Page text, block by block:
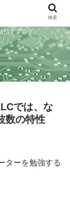
指すブログ
では、な
数の特性
ターを勉強する
検索